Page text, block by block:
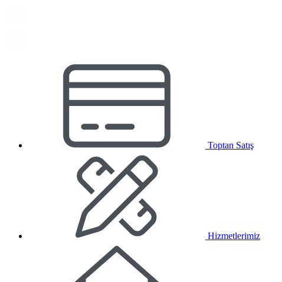
Toptan Satış
Hizmetlerimiz